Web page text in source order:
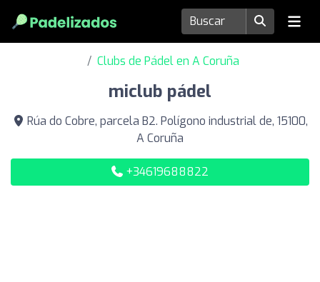
Clubs de Pádel en A Coruña
miclub pádel
Rúa do Cobre, parcela B2. Polígono industrial de, 15100,
A Coruña
+34619688822